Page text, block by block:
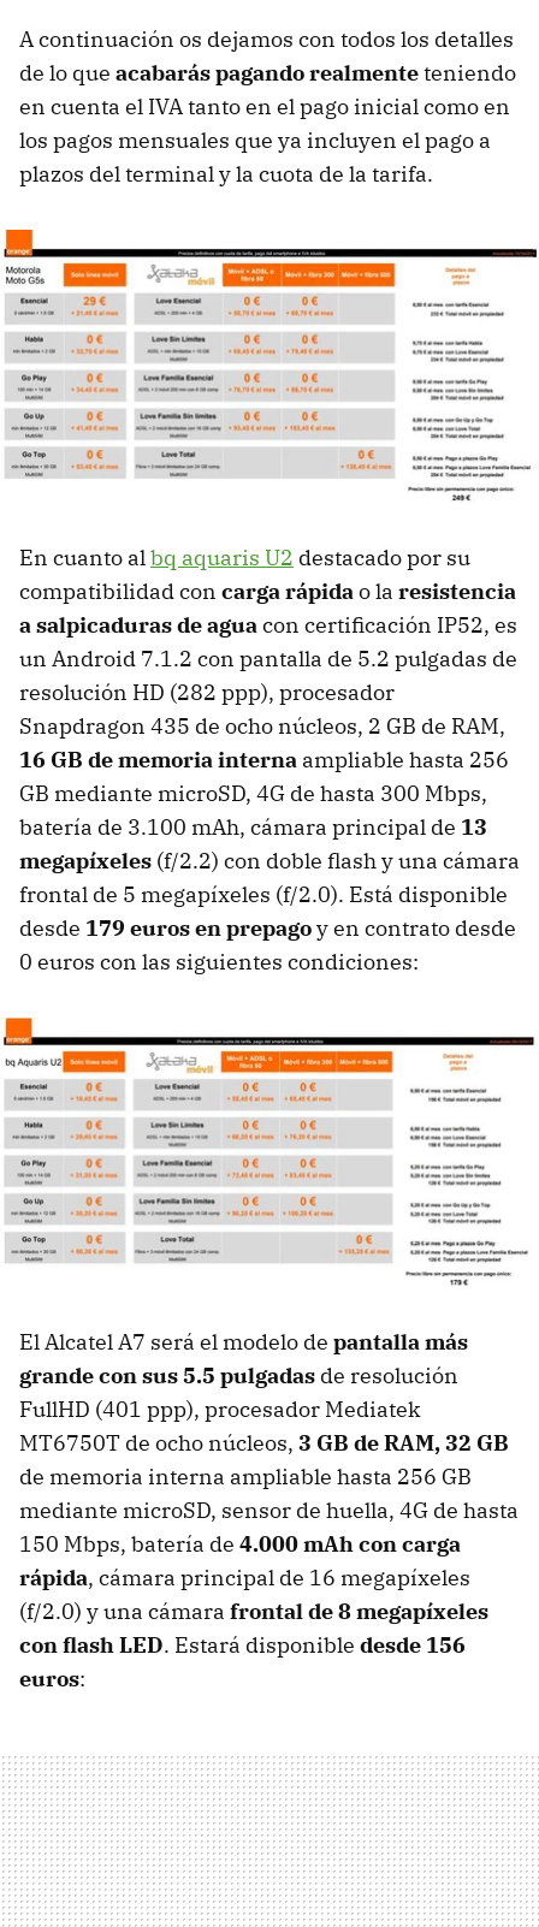
A continuación os dejamos con todos los detalles
de lo que acabarás pagando realmenteteniendo
en cuenta el IVA tanto en el pago inicial como en
los pagos mensuales que ya incluyen el pago a
plazos del terminal y la cuota de la tarifa.
En cuanto albq aquaris U2 destacado por su
compatibilidad con carga rápidao la resistencia
a salpicaduras de aguacon certificación IP52, es
un Android 7.1.2 con pantalla de 5.2 pulgadas de
resolución HD (282 ppp), procesador
Snapdragon 435 de ocho núcleos, 2 GB de RAM,
16 GB de memoria interna ampliable hasta 256
GB mediante microSD, 4G de hasta 300 Mbps,
batería de 3.100 mAh, cámara principal de 13
megapíxeles (f/2.2) con doble flash y una cámara
frontal de 5 megapíxeles (f/2.0). Está disponible
desde 179 euros en prepagoy en contrato desde
0 euros con las siguientes condiciones:
El Alcatel A7 será el modelo de pantalla más
grande con sus 5.5 pulgadas de resolución
FullHD (401 ppp), procesador Mediatek
MT6750T de ocho núcleos, 3 GB de RAM, 32 GB
de memoria interna ampliable hasta 256 GB
mediante microSD, sensor de huella, 4G de hasta
150 Mbps, batería de 4.000 mAh con carga
rápida, cámara principal de 16 megapíxeles
(f/2.0) y una cámara frontal de 8 megapíxeles
con flash LED. Estará disponible desde 156
euros: